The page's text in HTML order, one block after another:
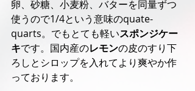
卵、砂糖、小麦粉、バターを同量ずつ
使うので1/4という意味のquate-
quarts。でもとても軽いスポンジケー
キです。国内産のレモンの皮のすり下
ろしとシロップを入れてより爽やか作
っております。